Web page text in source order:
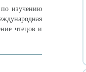
по изучению
чтецов и